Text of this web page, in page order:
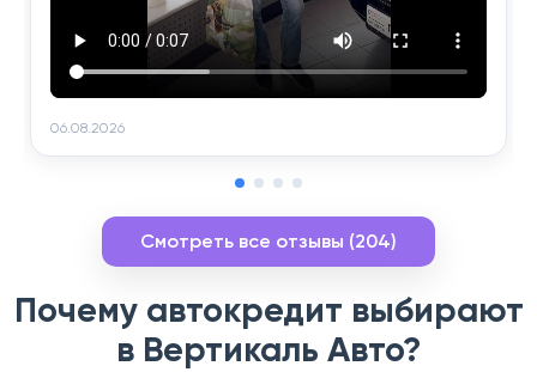
06.08.2026
Смотреть все отзывы (204)
Почему автокредит выбирают
в Вертикаль Авто?